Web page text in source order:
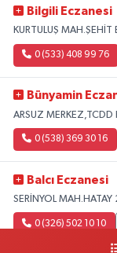
Bilgili Eczanesi
KURTULUŞ
0 (533) 408 99 76
Bünyamin
ARSUZ MERKEZ,TCDD
0 (538) 369 30 16
Balcı Eczanesi
SERİNYOL
0 (326) 502 10 10